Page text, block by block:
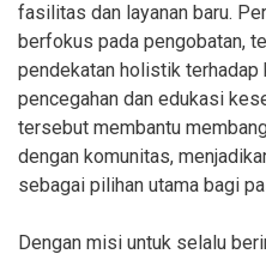
fasilitas dan layanan baru.
berfokus pada pengobatan,
pendekatan holistik terhadap
pencegahan dan edukasi
tersebut membantu
dengan komunitas,
sebagai pilihan utama bagi
Dengan misi untuk selalu